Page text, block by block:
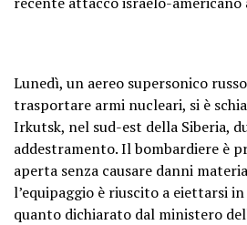
Lunedì, un aereo supersonico
trasportare armi nucleari, si è
Irkutsk, nel sud-est della Siberia,
addestramento. Il bombardiere è
aperta senza causare danni
l’equipaggio è riuscito a eiettarsi
quanto dichiarato dal ministero